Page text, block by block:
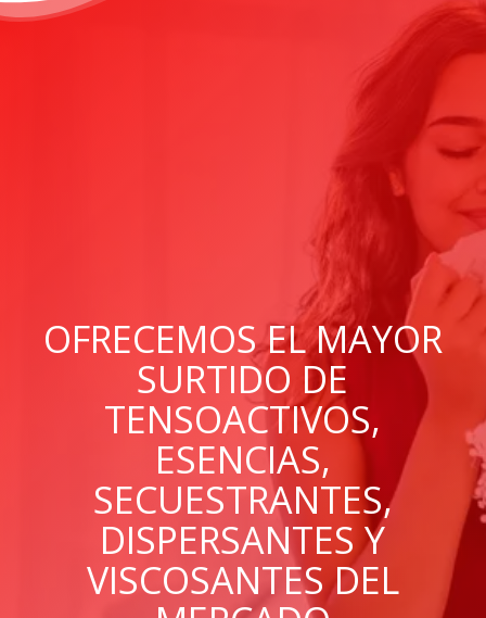
OFRECEMOS EL MAYOR
SURTIDO DE
TENSOACTIVOS,
ESENCIAS,
SECUESTRANTES,
DISPERSANTES Y
VISCOSANTES DEL